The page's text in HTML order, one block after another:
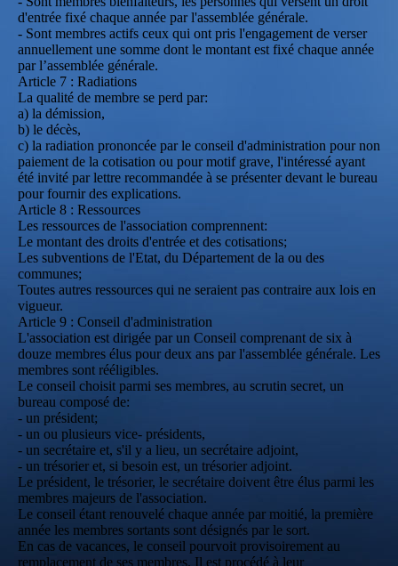
d'entrée fixé chaque année par l'assemblée générale.
- Sont membres actifs ceux qui ont pris l'engagement de verser
annuellement une somme dont le montant est fixé chaque année
par l’assemblée générale.
Article 7 : Radiations
La qualité de membre se perd par:
a) la démission,
b) le décès,
c) la radiation prononcée par le conseil d'administration pour non
paiement de la cotisation ou pour motif grave, l'intéressé ayant
été invité par lettre recommandée à se présenter devant le bureau
pour fournir des explications.
Article 8 : Ressources
Les ressources de l'association comprennent:
Le montant des droits d'entrée et des cotisations;
Les subventions de l'Etat, du Département de la ou des
communes;
Toutes autres ressources qui ne seraient pas contraire aux lois en
vigueur.
Article 9 : Conseil d'administration
L'association est dirigée par un Conseil comprenant de six à
douze membres élus pour deux ans par l'assemblée générale. Les
membres sont rééligibles.
Le conseil choisit parmi ses membres, au scrutin secret, un
bureau composé de:
- un président;
- un ou plusieurs vice- présidents,
- un secrétaire et, s'il y a lieu, un secrétaire adjoint,
- un trésorier et, si besoin est, un trésorier adjoint.
Le président, le trésorier, le secrétaire doivent être élus parmi les
membres majeurs de l'association.
Le conseil étant renouvelé chaque année par moitié, la première
année les membres sortants sont désignés par le sort.
En cas de vacances, le conseil pourvoit provisoirement au
remplacement de ses membres. Il est procédé à leur